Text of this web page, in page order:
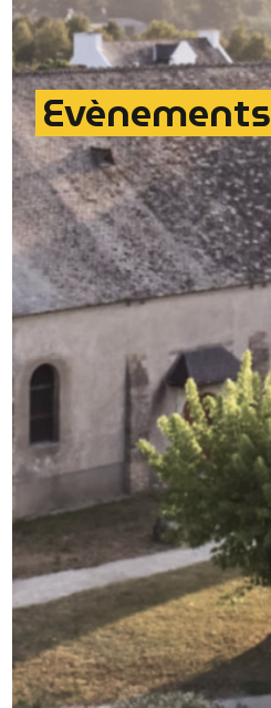
Evènements